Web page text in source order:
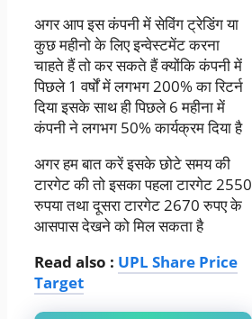
अगर आप इस कंपनी में सेविंग ट्रेडिंग या
कुछ महीनो के लिए इन्वेस्टमेंट करना
चाहते हैं तो कर सकते हैं क्योंकि कंपनी में
पिछले 1 वर्षों में लगभग 200% का रिटर्न
दिया इसके साथ ही पिछले 6 महीना में
कंपनी ने लगभग 50% कार्यक्रम दिया है
अगर हम बात करें इसके छोटे समय की
टारगेट की तो इसका पहला टारगेट 2550
रुपया तथा दूसरा टारगेट 2670 रुपए के
आसपास देखने को मिल सकता है
Read also : UPL Share Price
Target